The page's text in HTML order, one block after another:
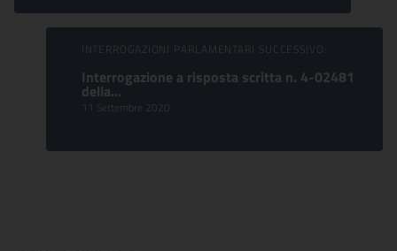
INTERROGAZIONI PARLAMENTARI SUCCESSIVO:
Interrogazione a risposta scritta n. 4-02481
della...
11 Settembre 2020